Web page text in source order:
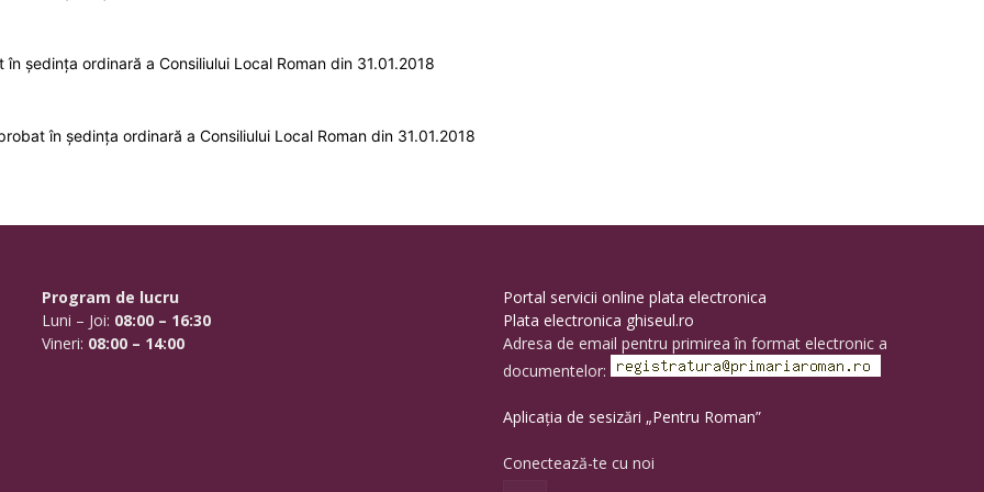
ședința ordinară a Consiliului Local Roman din 31.01.2018
în ședința ordinară a Consiliului Local Roman din 31.01.2018
Program de lucru
Luni – Joi: 08:00 – 16:30
Vineri: 08:00 – 14:00
Portal servicii online plata electronica
Plata electronica ghiseul.ro
Adresa de email pentru primirea în format electronic a
documentelor:
Aplicația de sesizări „Pentru Roman”
Conectează-te cu noi